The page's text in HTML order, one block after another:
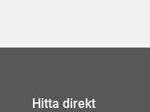
Hitta direkt